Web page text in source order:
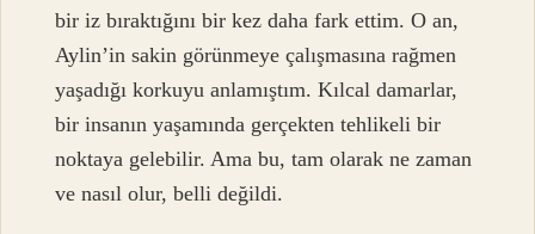
bir iz bıraktığını bir kez daha fark ettim. O an,
Aylin’in sakin görünmeye çalışmasına rağmen
yaşadığı korkuyu anlamıştım. Kılcal damarlar,
bir insanın yaşamında gerçekten tehlikeli bir
noktaya gelebilir. Ama bu, tam olarak ne zaman
ve nasıl olur, belli değildi.